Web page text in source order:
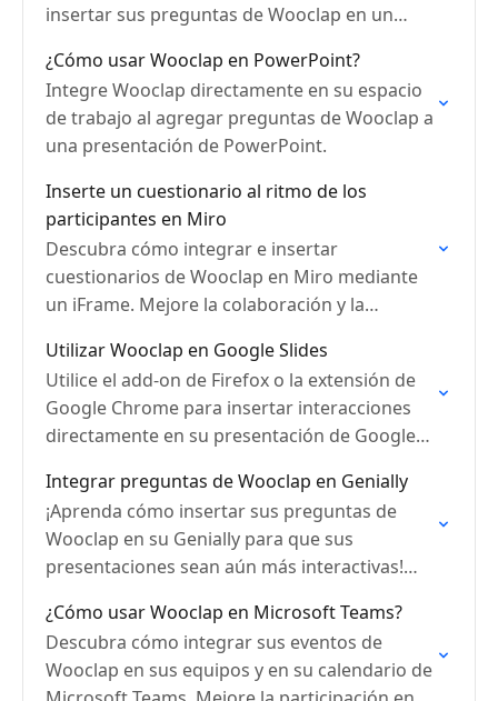
insertar sus preguntas de Wooclap en un
¿Cómo usar Wooclap en PowerPoint?
Integre Wooclap directamente en su espacio
de trabajo al agregar preguntas de Wooclap a
una presentación de PowerPoint.
Inserte un cuestionario al ritmo de los
participantes en Miro
Descubra cómo integrar e insertar
cuestionarios de Wooclap en Miro mediante
un iFrame. Mejore la colaboración y la
Utilizar Wooclap en Google Slides
Utilice el add-on de Firefox o la extensión de
Google Chrome para insertar interacciones
directamente en su presentación de Google
Integrar preguntas de Wooclap en Genially
¡Aprenda cómo insertar sus preguntas de
Wooclap en su Genially para que sus
presentaciones sean aún más interactivas!
¿Cómo usar Wooclap en Microsoft Teams?
Descubra cómo integrar sus eventos de
Wooclap en sus equipos y en su calendario de